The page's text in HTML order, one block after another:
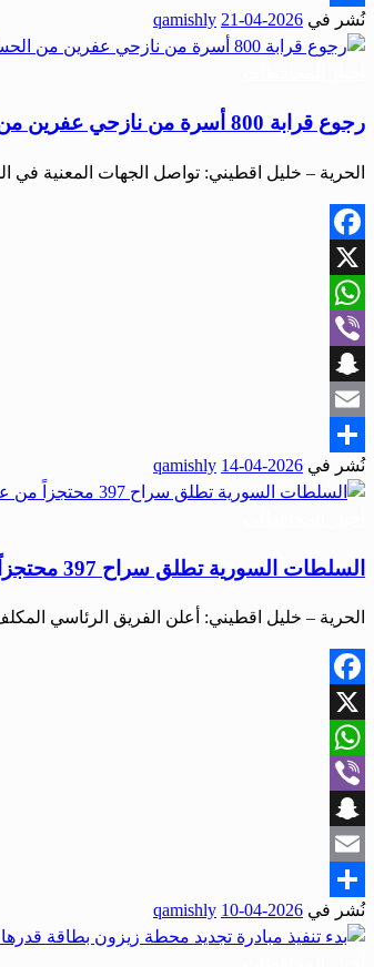
Share
نُشر في 2026-04-21
qamishly
رجوع قرابة 800 أسرة من نازحي عفرين من الحسكة إلى موطنهم الأصلي في أضخم عملية رجوع منظمة
الحرية – خليل اقطيني: تواصل الجهات المعنية في
Facebook
X
WhatsApp
Viber
Snapchat
Email
Share
نُشر في 2026-04-14
qamishly
السلطات السورية تطلق سراح 397 محتجزاً من عناصر “قسد” يوم السبت القادم
الحرية – خليل اقطيني: أعلن الفريق الرئاسي المكلف بتنفيذ اتفاق 29 كانون
Facebook
X
WhatsApp
Viber
Snapchat
Email
Share
نُشر في 2026-04-10
qamishly